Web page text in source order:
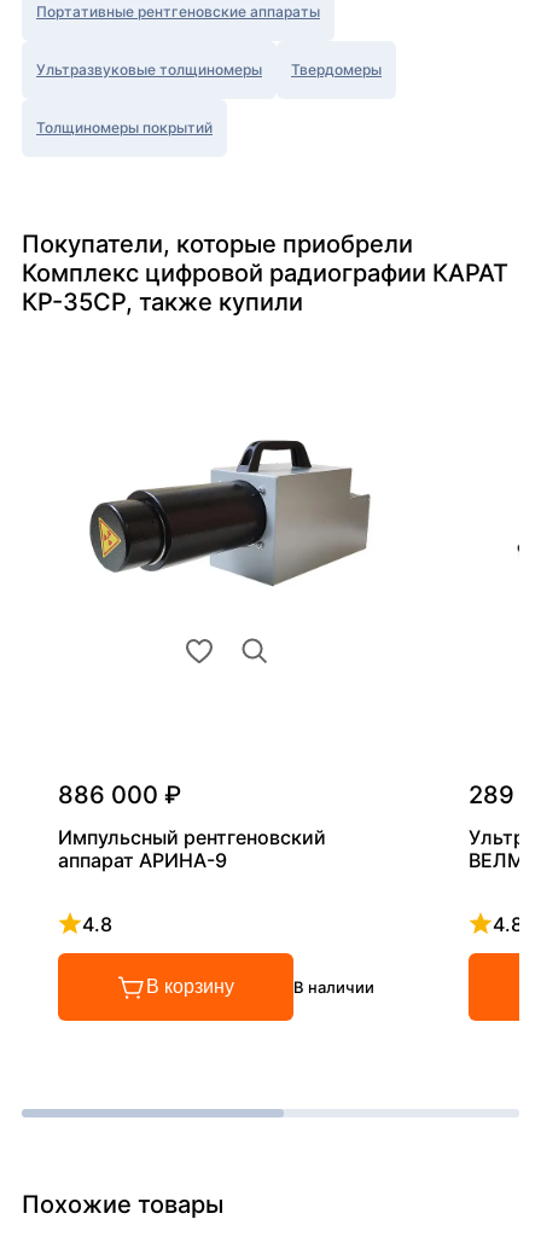
Портативные рентгеновские аппараты
Ультразвуковые толщиномеры Твердомеры
Толщиномеры покрытий
Покупатели, которые приобрели
Комплекс цифровой радиографии КАРАТ
КР-35СР, также купили
886 000 ₽
Импульсный рентгеновский
аппарат АРИНА-9
4.8
Рейтинг 4.8 из 5
В корзину В наличии
289
4.8
Похожие товары